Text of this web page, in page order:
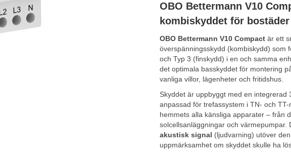
OBO Bettermann V10
kombiskyddet för bostäder
OBO Bettermann V10 Compact är ett
överspänningsskydd (kombiskydd) som
och Typ 3 (finskydd) i en och samma
det optimala basskyddet för montering
vanliga villor, lägenheter och fritidshus.
Skyddet är uppbyggt med en
anpassad för trefassystem i TN- och
hemmets alla känsliga apparater – från
solcellsanläggningar och
akustisk signal (ljudvarning) utöver
uppmärksamhet om skyddet skulle ha